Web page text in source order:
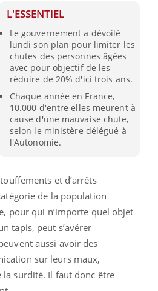
L'ESSENTIEL
Le gouvernement a dévoilé
lundi son plan pour limiter les
chutes des personnes âgées
avec pour objectif de les
réduire de 20% d'ici trois ans.
Chaque année en France,
10.000 d'entre elles meurent à
cause d'une mauvaise chute,
selon le ministère délégué à
l'Autonomie.
et d’arrêts
de la population
pour qui n’importe quel objet
tapis, peut s’avérer
aussi avoir des
sur leurs maux,
la surdité. Il faut donc être